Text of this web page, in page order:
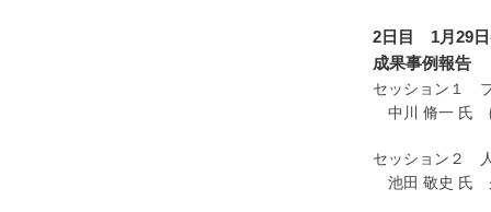
2日目 1月29
成果事例報告
セッション１
中川 脩一 氏
セッション２
池田 敬史 氏